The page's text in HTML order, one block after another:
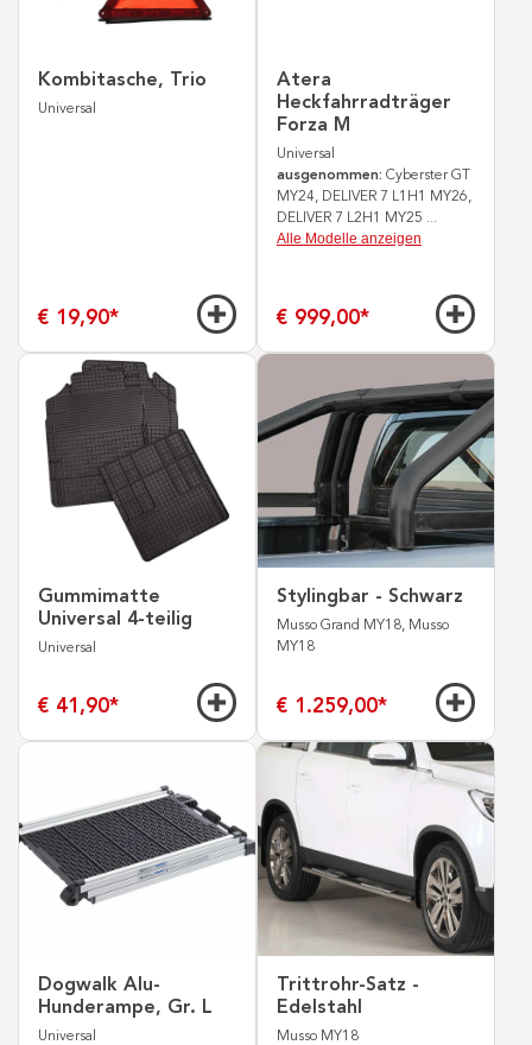
Kombitasche, Trio
Universal
€ 19,90*
Atera
Heckfahrradträger
Forza M
Universal
ausgenommen: Cyberster GT
MY24, DELIVER 7 L1H1 MY26,
DELIVER 7 L2H1 MY25 ...
Alle Modelle anzeigen
€ 999,00*
Gummimatte
Universal 4-teilig
Universal
€ 41,90*
Stylingbar - Schwarz
Musso Grand MY18, Musso
MY18
€ 1.259,00*
Dogwalk Alu-
Hunderampe, Gr. L
Universal
Trittrohr-Satz -
Edelstahl
Musso MY18